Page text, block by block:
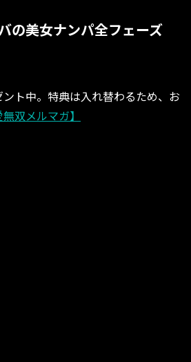
の美女ナンパ全フェーズ
ト中。特典は入れ替わるため、お
双メルマガ】